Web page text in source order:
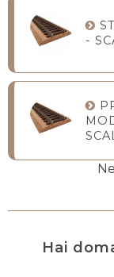
-
Hai